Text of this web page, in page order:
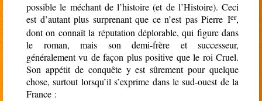
possible le méchant de l’histoire (et de l’Histoire). Ceci
est d’autant plus surprenant que ce n’est pas Pierre Ier,
dont on connaît la réputation déplorable, qui figure dans
le roman, mais son demi-frère et successeur,
généralement vu de façon plus positive que le roi Cruel.
Son appétit de conquête y est sûrement pour quelque
chose, surtout lorsqu’il s’exprime dans le sud-ouest de la
France :